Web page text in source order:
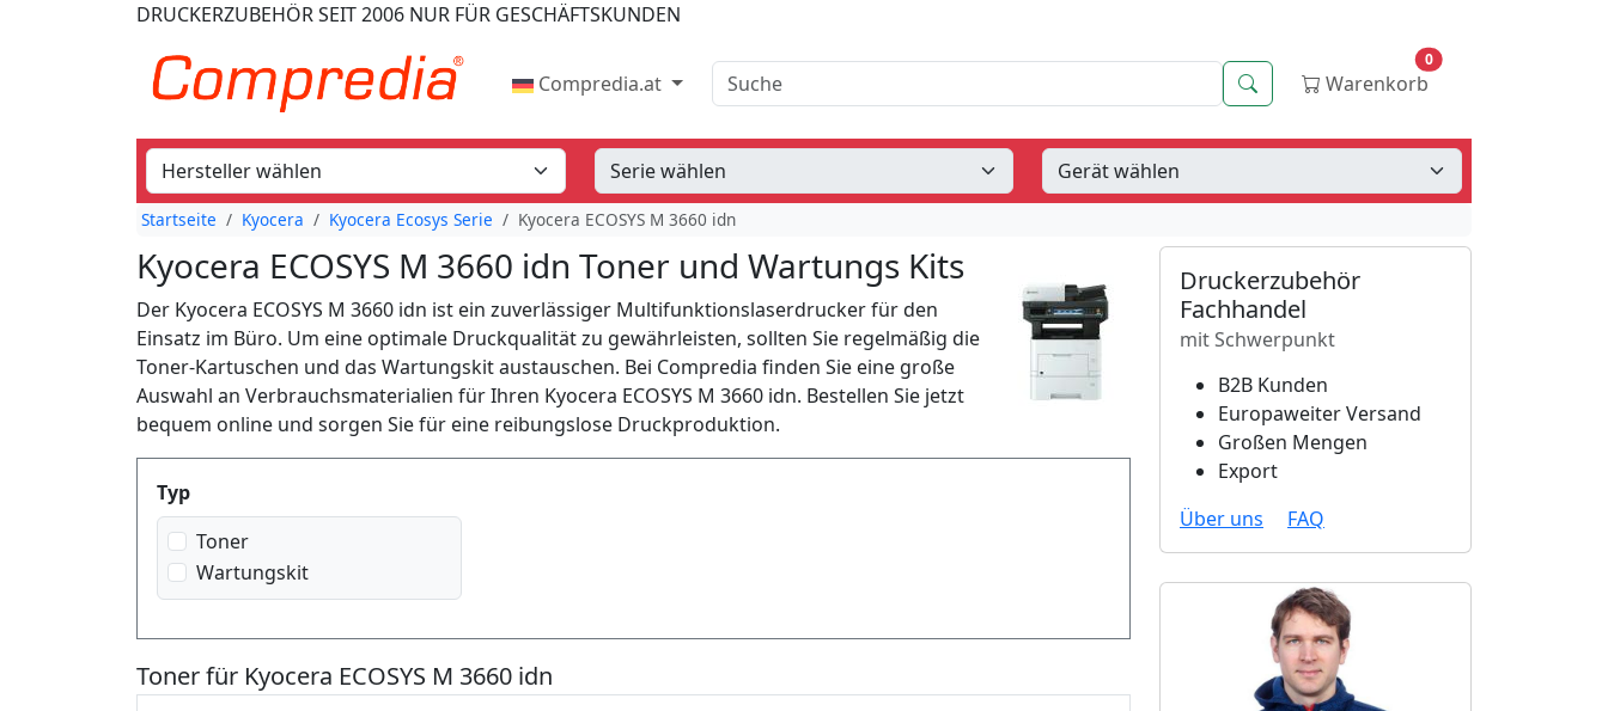
DRUCKERZUBEHÖRSEIT 2006 NUR FÜR GESCHÄFTSKUNDEN
Compredia.at Suche Suche Warenkorb
0
Startseite Kyocera Kyocera Ecosys Serie Kyocera ECOSYS M 3660 idn
Kyocera ECOSYS M 3660 idn Toner und Wartungs Kits
Der Kyocera ECOSYS M 3660 idn ist ein zuverlässiger Multifunktionslaserdrucker für den
Einsatz im Büro. Um eine optimale Druckqualität zu gewährleisten, sollten Sie regelmäßig die
Toner-Kartuschen und das Wartungskit austauschen. Bei Compredia finden Sie eine große
Auswahl an Verbrauchsmaterialien für Ihren Kyocera ECOSYS M 3660 idn. Bestellen Sie jetzt
bequem online und sorgen Sie für eine reibungslose Druckproduktion.
Produktfilter
Typ
Toner
Wartungskit
Toner für Kyocera ECOSYS M 3660 idn
Druckerzubehör
Fachhandel
mit Schwerpunkt
B2B Kunden
Europaweiter Versand
Großen Mengen
Export
Über uns
FAQ